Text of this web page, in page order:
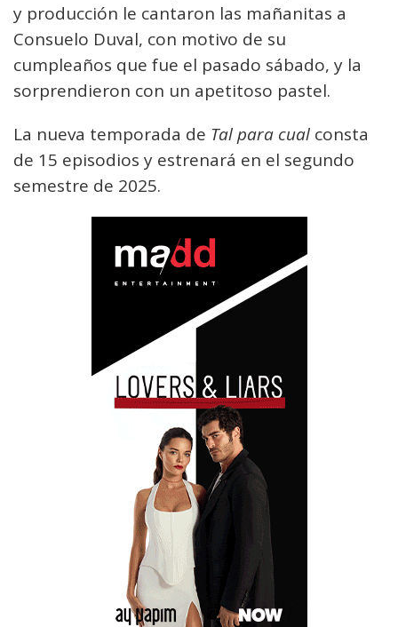
y producción le cantaron las mañanitas a
Consuelo Duval, con motivo de su
cumpleaños que fue el pasado sábado, y la
sorprendieron con un apetitoso pastel.
La nueva temporada de Tal para cual consta
de 15 episodios y estrenará en el segundo
semestre de 2025.